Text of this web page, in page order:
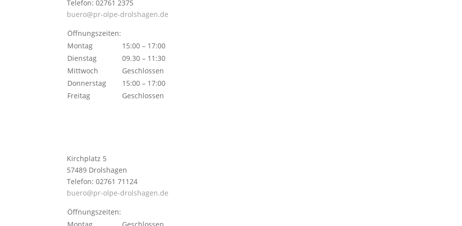
Telefon: 02761 2375
buero@pr-olpe-drolshagen.de
Öffnungszeiten:
Montag
15:00 – 17:00
Dienstag
09.30 – 11:30
Mittwoch
Geschlossen
Donnerstag
15:00 – 17:00
Freitag
Geschlossen
Kirchplatz 5
57489 Drolshagen
Telefon: 02761 71124
buero@pr-olpe-drolshagen.de
Öffnungszeiten: